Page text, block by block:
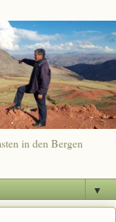
in den Bergen
▼